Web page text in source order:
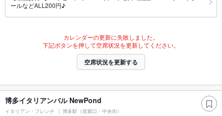
ールなどALL200円♪
カレンダーの更新に失敗しました。
下記ボタンを押して空席状況を更新してください。
空席状況を更新する
博多イタリアンバル NewPond
イタリアン・フレンチ 博多駅（筑紫口・中央街）